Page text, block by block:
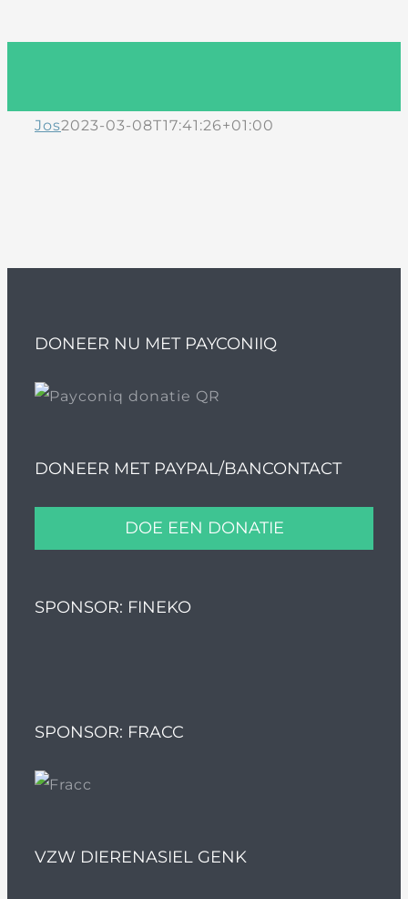
Jos2023-03-08T17:41:26+01:00
DONEER NU MET PAYCONIIQ
DONEER MET PAYPAL/BANCONTACT
DOE EEN DONATIE
SPONSOR: FINEKO
SPONSOR: FRACC
VZW DIERENASIEL GENK